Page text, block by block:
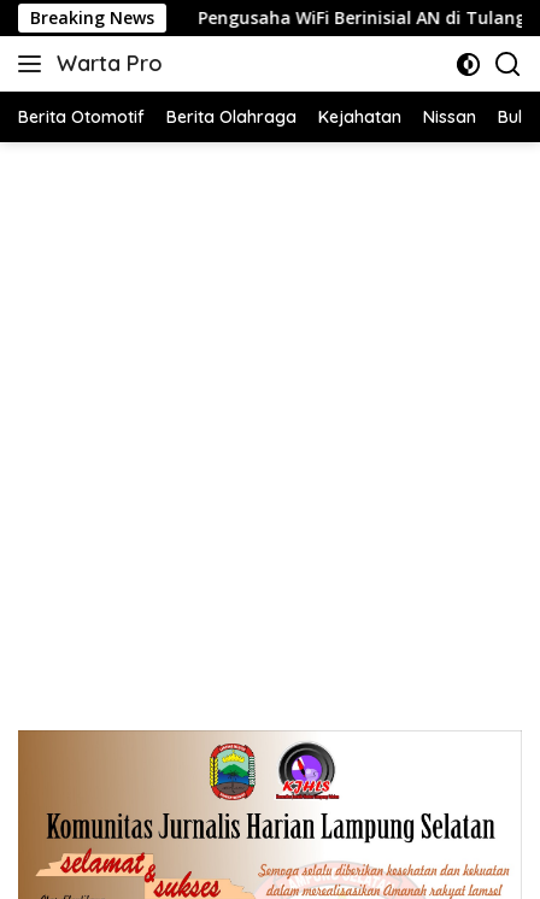
Langsung
ke
konten
Breaking News
Pengusaha WiFi Berinisial AN di Tulang Bawang Diduga
Warta Pro
Akurat
Terpercaya
Berita Otomotif Berita Olahraga Kejahatan Nissan